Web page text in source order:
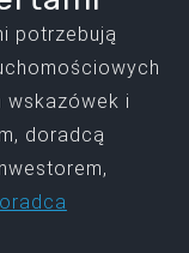
potrzebują
i
doradcą